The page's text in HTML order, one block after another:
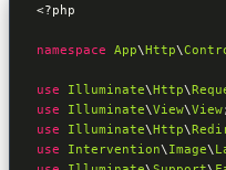
<?php
namespace App\Http\
use Illuminate\Http\
use
Illuminate\View\View
use
Illuminate\Http\
use
Intervention\Image\